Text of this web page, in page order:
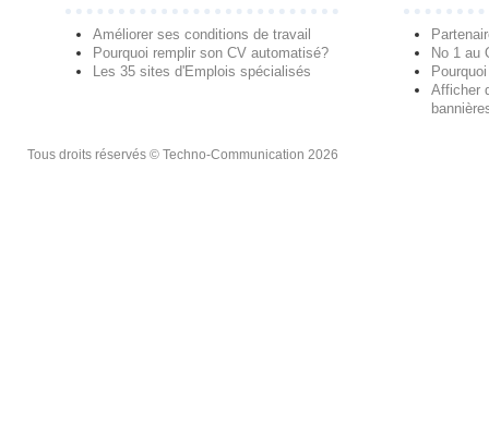
Améliorer ses conditions de travail
Pourquoi remplir son CV automatisé?
Les 35 sites d'Emplois spécialisés
No 1 au
Afficher
Tous droits réservés © Techno-Communication 2026